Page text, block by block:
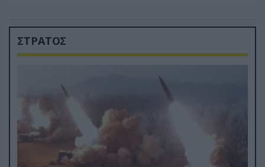
ΣΤΡΑΤΟΣ